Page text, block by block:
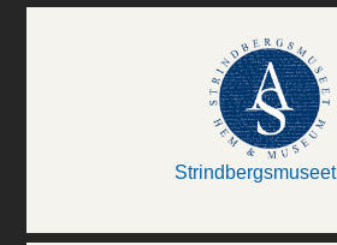
Strindbergsmuseet